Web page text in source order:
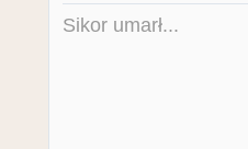
Sikor umarł...